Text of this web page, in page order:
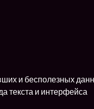
и бесполезных
текста и интерфейса